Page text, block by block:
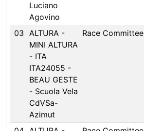
Luciano
Agovino
03 ALTURA -
MINI ALTURA
- ITA
ITA24055 -
BEAU GESTE
- Scuola Vela
CdVSa-
Azimut
Race Committee